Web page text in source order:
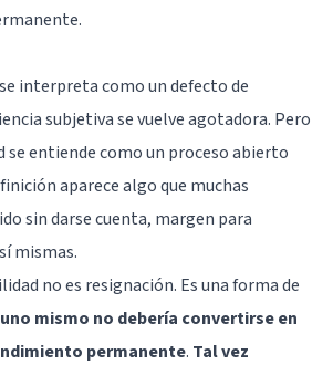
interpreta como un defecto de
subjetiva se vuelve agotadora. Pero
se entiende como un proceso abierto
aparece algo que muchas
sin darse cuenta, margen para
mismas.
no es resignación. Es una forma de
mismo no debería convertirse en
permanente. Tal vez